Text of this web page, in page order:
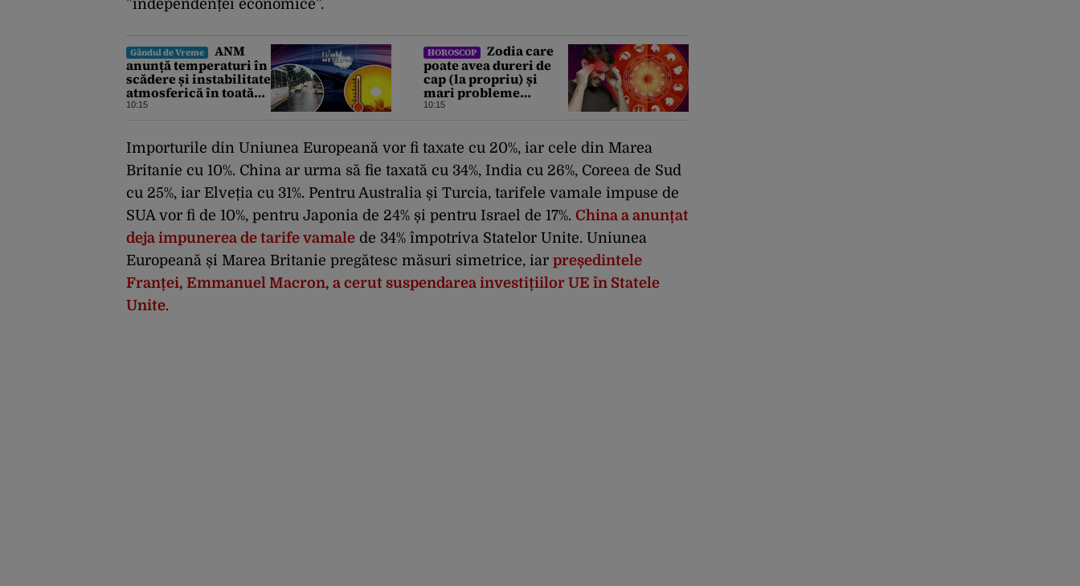
”independenței economice”.
Gândul de Vreme
ANM
anunță temperaturi în
scădere și instabilitate
atmosferică în toată
țara. Cum va fi vremea
10:15
HOROSCOP
Zodia care
poate avea dureri de
cap (la propriu) și
mari probleme
cardiovasculare în
experților în
astrologie
10:15
Importurile din Uniunea Europeană vor fi taxate cu 20%, iar cele din Marea
Britanie cu 10%. China ar urma să fie taxată cu 34%, India cu 26%, Coreea de Sud
cu 25%, iar Elveția cu 31%. Pentru Australia și Turcia, tarifele vamale impuse de
SUA vor fi de 10%, pentru Japonia de 24% și pentru Israel de 17%. China a anunțat
deja impunerea de tarife vamale de 34% împotriva Statelor Unite. Uniunea
Europeană și Marea Britanie pregătesc măsuri simetrice, iar președintele
Franței, Emmanuel Macron, a cerut suspendarea investițiilor UE în Statele
Unite.